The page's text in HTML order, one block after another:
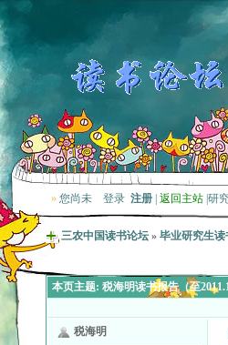
» 您尚未 登录 注册 返回主站 研
三农中国读书论坛 » 毕业研究生读
本页主题: 税海明读书报告（至
税海明